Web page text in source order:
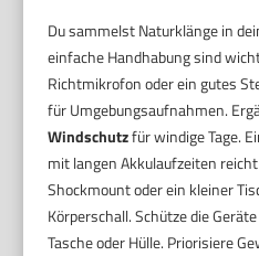
Du sammelst Naturklänge in
einfache Handhabung sind
Richtmikrofon oder ein gutes
für Umgebungsaufnahmen.
Windschutzfür windige Tage.
mit langen Akkulaufzeiten
Shockmount oder ein kleiner
Körperschall. Schütze die
Tasche oder Hülle. Priorisiere